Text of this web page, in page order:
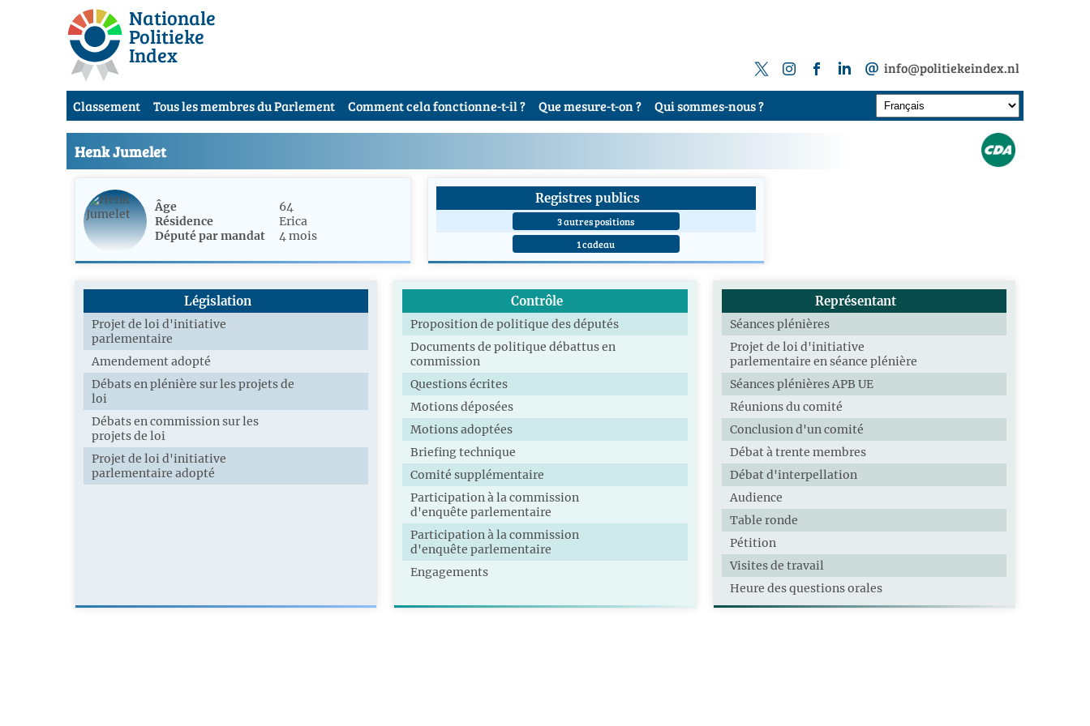
Nationale
Politieke
Index info@politiekeindex.nl
Classement Tous les membres du Parlement Comment cela fonctionne-t-il ? Que mesure-t-on ? Qui sommes-nous ?
Henk Jumelet
Âge
64
Résidence
Erica
Député par mandat
4 mois
Registres publics
3 autres positions
1 cadeau
Législation
Projet de loi d'initiative
parlementaire
Amendement adopté
Débats en plénière sur les projets de
loi
Débats en commission sur les
projets de loi
Projet de loi d'initiative
parlementaire adopté
Contrôle
Proposition de politique des députés
Documents de politique débattus en
commission
Questions écrites
Motions déposées
Motions adoptées
Briefing technique
Comité supplémentaire
Participation à la commission
d'enquête parlementaire
Participation à la commission
d'enquête parlementaire
Engagements
Représentant
Séances plénières
Projet de loi d'initiative
parlementaire en séance plénière
Séances plénières APB UE
Réunions du comité
Conclusion d'un comité
Débat à trente membres
Débat d'interpellation
Audience
Table ronde
Pétition
Visites de travail
Heure des questions orales